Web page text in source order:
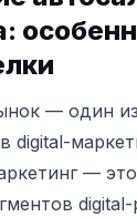
— один
digital-
—